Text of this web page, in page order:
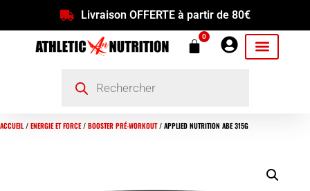
Livraison OFFERTE à partir de 80€
0
ACCUEIL/ ENERGIE ET FORCE/ BOOSTER PRÉ-WORKOUT/ APPLIED NUTRITION ABE 315G